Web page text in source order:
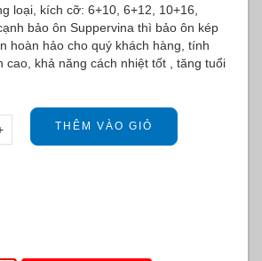
loại, kích cỡ: 6+10, 6+12, 10+16,
bảo ôn Suppervina thì bảo ôn kép
hoàn hảo cho quý khách hàng, tính
cao, khả năng cách nhiệt tốt , tăng tuổi